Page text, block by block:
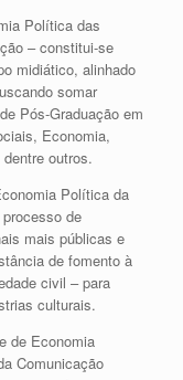
Política das
– constitui-se
midiático, alinhado
somar
Pós-Graduação em
Economia,
outros.
Política da
de
mais públicas e
de fomento à
civil – para
culturais.
de Economia
Comunicação